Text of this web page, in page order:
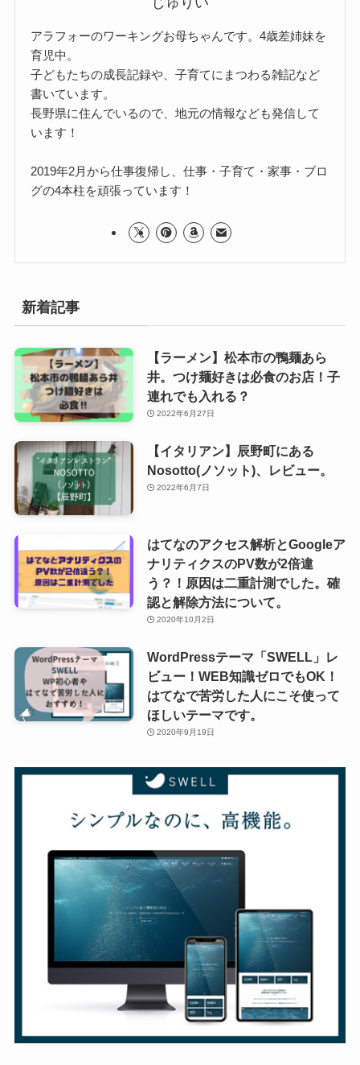
アラフォーのワーキングお母ちゃんです。4歳差姉妹を
育児中。
子どもたちの成長記録や、子育てにまつわる雑記など
書いています。
長野県に住んでいるので、地元の情報なども発信して
います！
2019年2月から仕事復帰し、仕事・子育て・家事・ブロ
グの4本柱を頑張っています！
新着記事
【ラーメン】松本市の鴨麺あら
井。つけ麺好きは必食のお店！子
連れでも入れる？
2022年6月27日
【イタリアン】辰野町にある
Nosotto(ノソット)、レビュー。
2022年6月7日
はてなのアクセス解析とGoogleア
ナリティクスのPV数が2倍違
う？！原因は二重計測でした。確
認と解除方法について。
2020年10月2日
WordPressテーマ「SWELL」レ
ビュー！WEB知識ゼロでもOK！
はてなで苦労した人にこそ使って
ほしいテーマです。
2020年9月19日